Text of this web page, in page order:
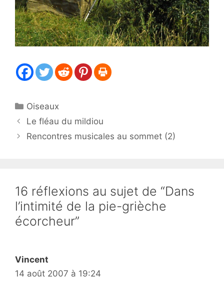
Catégories
Oiseaux
Le fléau du mildiou
Rencontres musicales au sommet (2)
16 réflexions au sujet de “Dans
l’intimité de la pie-grièche
écorcheur”
Vincent
14 août 2007 à 19:24